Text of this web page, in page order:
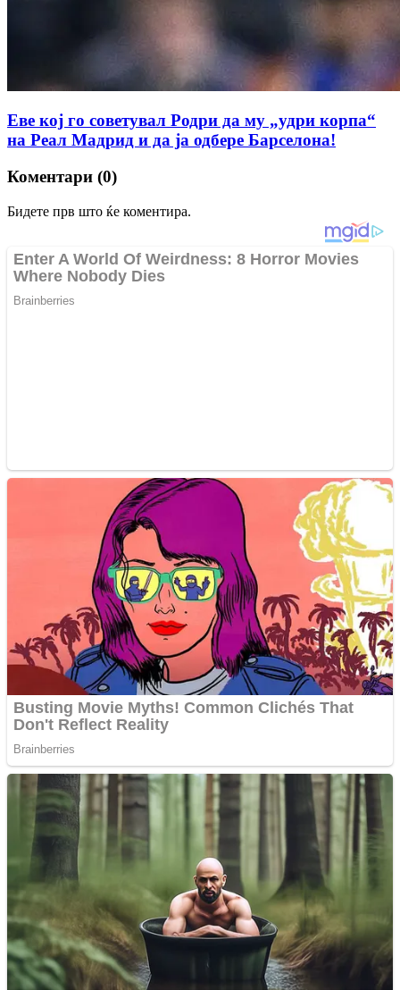
Еве кој го советувал Родри да му „удри корпа“
на Реал Мадрид и да ја одбере Барселона!
Коментари (0)
Бидете прв што ќе коментира.